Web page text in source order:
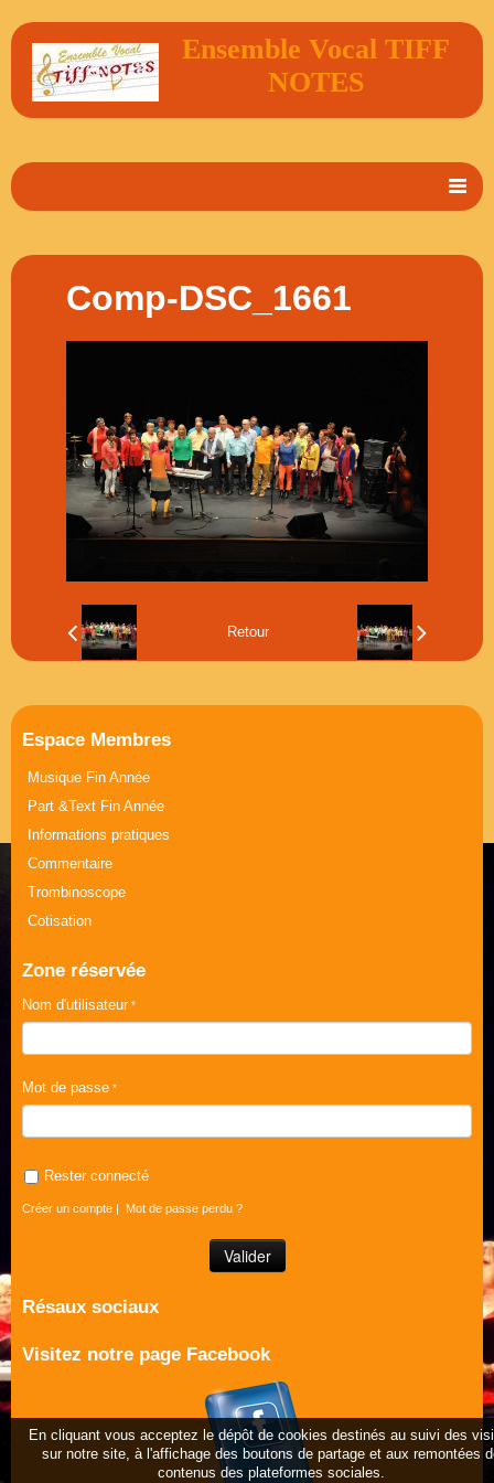
Ensemble Vocal TIFF
NOTES
Contact
Agenda
Musique Journée de la Femme
Comp-DSC_1661
Retour
Espace Membres
Musique Fin Année
Part &Text Fin Année
Informations pratiques
Commentaire
Trombinoscope
Cotisation
Zone réservée
Nom d'utilisateur
Mot de passe
Rester connecté
Créer un compte | Mot de passe perdu ?
Résaux sociaux
Visitez notre page Facebook
En cliquant vous acceptez le dépôt de cookies destinés au suivi des
sur notre site, à l'affichage des boutons de partage et aux remontées
contenus des plateformes sociales.